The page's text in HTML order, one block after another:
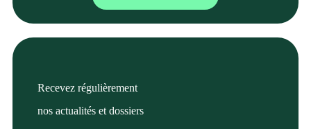
Recevez régulièrement
nos actualités et dossiers